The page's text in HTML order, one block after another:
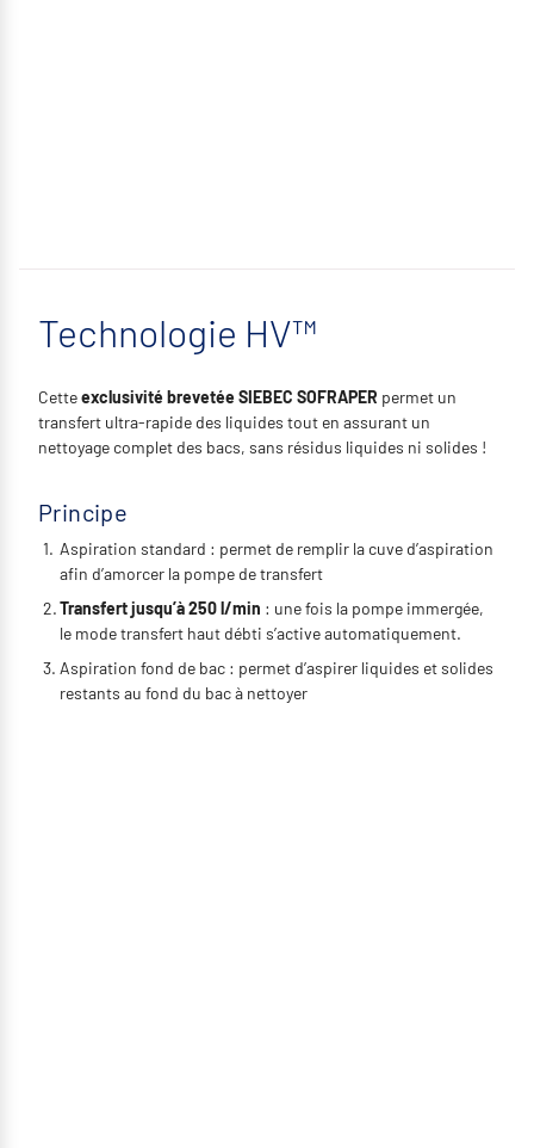
Technologie HV™
Cetteexclusivité brevetée SIEBEC SOFRAPER permet un
transfert ultra-rapide des liquides tout en assurant un
nettoyage complet des bacs, sans résidus liquides ni solides !
Principe
Aspiration standard : permet de remplir la cuve d’aspiration
afin d’amorcer la pompe de transfert
Transfert jusqu’à 250 l/min : une fois la pompe immergée,
le mode transfert haut débti s’active automatiquement.
Aspiration fond de bac : permet d’aspirer liquides et solides
restants au fond du bac à nettoyer